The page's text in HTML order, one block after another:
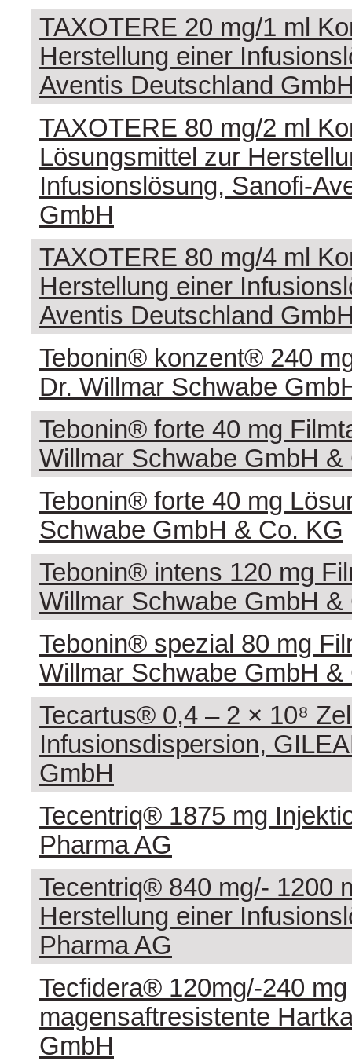
TAXOTERE 20 mg/1 ml
Herstellung einer
Aventis Deutschland
TAXOTERE 80 mg/2 ml
Lösungsmittel zur
Infusionslösung, Sanofi-
GmbH
TAXOTERE 80 mg/4 ml
Herstellung einer
Aventis Deutschland
Tebonin® konzent® 240
Dr. Willmar Schwabe
Tebonin® forte 40 mg
Willmar Schwabe GmbH &
Tebonin® forte 40 mg
Schwabe GmbH & Co. KG
Tebonin® intens 120 mg
Willmar Schwabe GmbH &
Tebonin® spezial 80 mg
Willmar Schwabe GmbH &
Tecartus® 0,4 – 2 × 10⁸
Infusionsdispersion,
GmbH
Tecentriq® 1875 mg
Pharma AG
Tecentriq® 840 mg/- 1200
Herstellung einer
Pharma AG
Tecfidera® 120mg/-240 mg
magensaftresistente
GmbH